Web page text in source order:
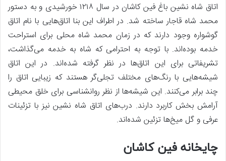
اتاق شاه نشین باغ فین کاشان در سال ۱۲۱۸ خورشیدی و به دستور
محمد شاه قاجار ساخته شد. در اطراف این بنا اتاق‌هایی با نام اتاق
گوشواره وجود دارند که در زمان محمد شاه محلی برای استراحت
خدمه بوده‌اند. با توجه به احترامی که شاه به خدمه می‌گذاشت،
تشریفاتی برای این اتاق‌ها در نظر گرفته شده‌اند. در این اتاق
شیشه‌هایی با رنگ‌های مختلف تجلی‌گر هستند که زیبایی اتاق را
چند برابر می‌کنند. این شیشه‌ها از نظر روانشناسی برای خلق محیطی
آرامش بخش کاربرد دارند. درب‌های اتاق شاه نشین نیز با تزئینات
عرفی و گل میخ‌ها تزئین شده‌اند.
چایخانه فین کاشان